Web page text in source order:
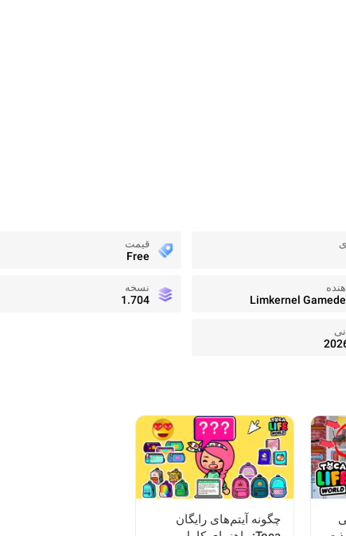
قیمت
Free
Limkernel
نسخه
1.704
چگونه آیتم‌های رایگان